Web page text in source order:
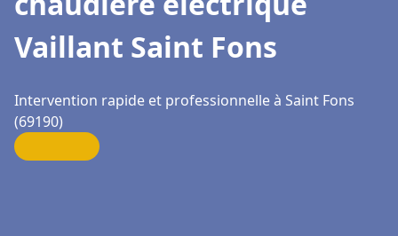
Vaillant Saint Fons
Intervention rapide et professionnelle à Saint Fons
(69190)